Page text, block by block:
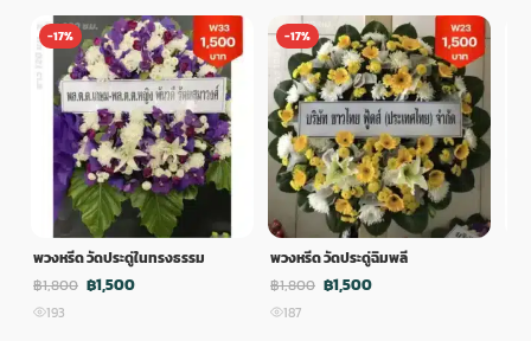
-17%
พวงหรีด วัดประดู่ในทรงธรรม
฿1,800 ฿1,500
193
-17%
พวงหรีด วัดประดู่ฉิมพลี
฿1,800 ฿1,500
187